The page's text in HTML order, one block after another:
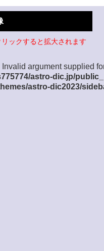
ックすると拡大されます
Invalid argument supplied
astro-dic.jp/
astro-dic2023/